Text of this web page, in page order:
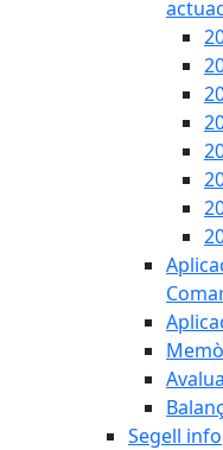
Balanç
Segell